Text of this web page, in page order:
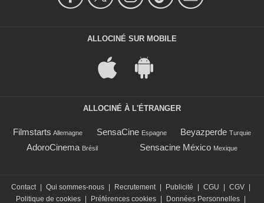
ALLOCINÉ SUR MOBILE
ALLOCINÉ À L'ÉTRANGER
Filmstarts Allemagne SensaCine Espagne Beyazperde Turquie
AdoroCinema Brésil Sensacine México Mexique
Contact | Qui sommes-nous | Recrutement | Publicité | CGU | CGV |
Politique de cookies | Préférences cookies | Données Personnelles |